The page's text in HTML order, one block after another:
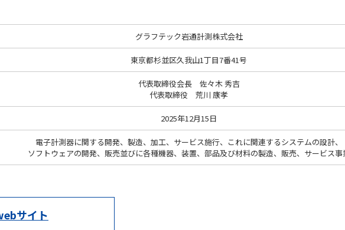
グラフテック岩通計測株式会社
東京都杉並区久我山1丁目7番41号
代表取締役会長 佐々木 秀吉
代表取締役 荒川 康孝
2025年12月15日
電子計測器に関する開発、製造、加工、サービス施行、これに関連するシステムの設計、
ソフトウェアの開発、販売並びに各種機器、装置、部品及び材料の製造、販売、サービス事
サイト